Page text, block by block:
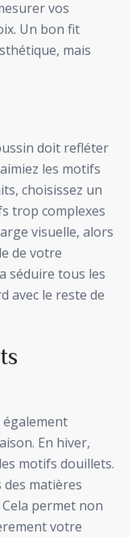
vos
Un bon fit
mais
doit refléter
les motifs
choisissez un
trop complexes
visuelle, alors
de votre
séduire tous les
avec le reste de
également
En hiver,
motifs douillets.
des matières
permet non
votre